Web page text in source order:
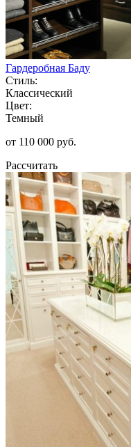
Гардеробная Баду
Стиль:
Классический
Цвет:
Темный
от 110 000 руб.
Рассчитать